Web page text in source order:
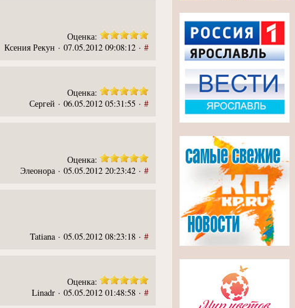
Оценка:
Ксения Рекун · 07.05.2012 09:08:12 · #
Оценка:
Сергей · 06.05.2012 05:31:55 · #
Оценка:
Элеонора · 05.05.2012 20:23:42 · #
Tatiana · 05.05.2012 08:23:18 · #
Оценка:
Linadr · 05.05.2012 01:48:58 · #